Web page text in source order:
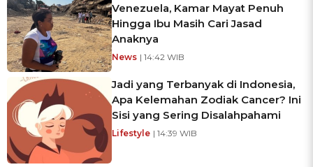
Venezuela, Kamar Mayat Penuh
Hingga Ibu Masih Cari Jasad
Anaknya
News | 14:42 WIB
Jadi yang Terbanyak di Indonesia,
Apa Kelemahan Zodiak Cancer? Ini
Sisi yang Sering Disalahpahami
Lifestyle | 14:39 WIB